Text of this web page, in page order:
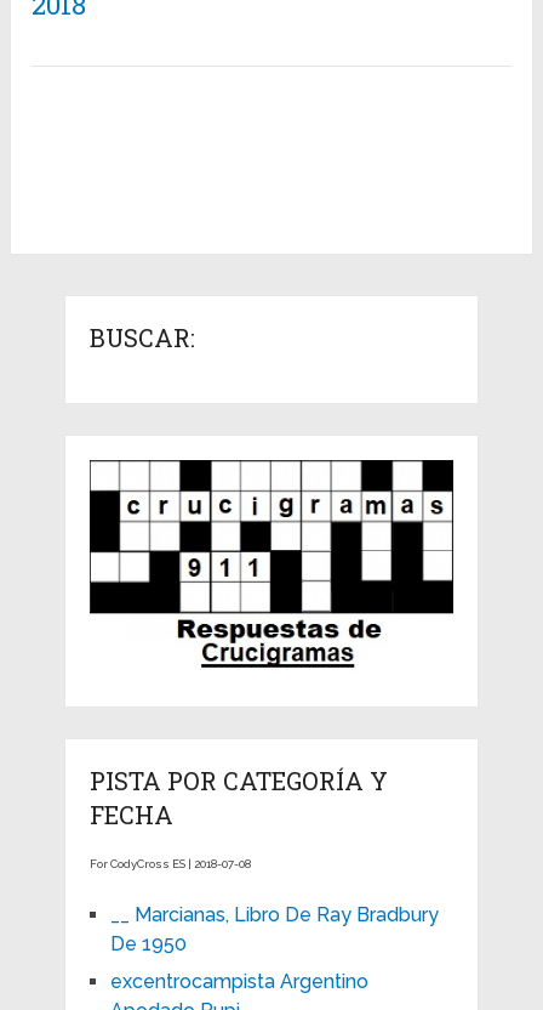
BUSCAR:
PISTA POR CATEGORÍA Y
FECHA
For CodyCross ES | 2018-07-08
__ Marcianas, Libro De Ray Bradbury
De 1950
excentrocampista Argentino